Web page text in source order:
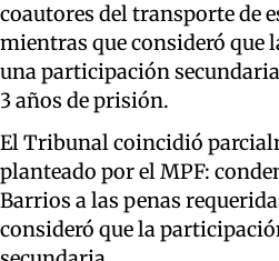
coautores del transporte de
mientras que consideró que
una participación
3 años de prisión.
El Tribunal coincidió
planteado por el MPF:
Barrios a las penas
consideró que la